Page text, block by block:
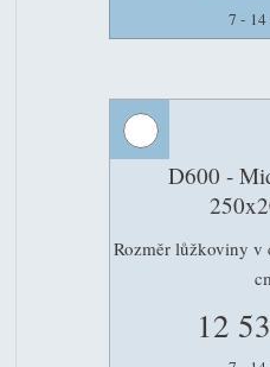
7 -
D600 -
Rozměr lůžkoviny v
12